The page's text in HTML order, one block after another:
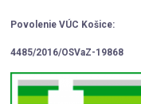
Povolenie VÚC Košice:
4485/2016/OSVaZ-19868